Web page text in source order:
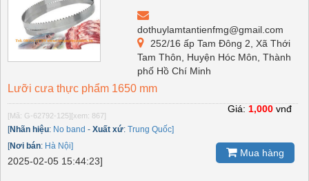
dothuylamtantienfmg@gmail.com
252/16 ấp Tam Đông 2, Xã Thới
Tam Thôn, Huyện Hóc Môn, Thành
phố Hồ Chí Minh
Lưỡi cưa thực phẩm 1650 mm
[Mã: G-62792-125][xem: 867]
[Nhãn hiệu: No band - Xuất xứ: Trung Quốc]
[Nơi bán: Hà Nội]
2025-02-05 15:44:23]
Giá: 1,000 vnđ
Mua hàng